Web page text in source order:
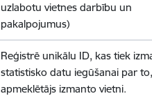
uzlabotu vietnes darbību un
pakalpojumus)
Reģistrē unikālu ID, kas tiek
statistisko datu iegūšanai par
apmeklētājs izmanto vietni.